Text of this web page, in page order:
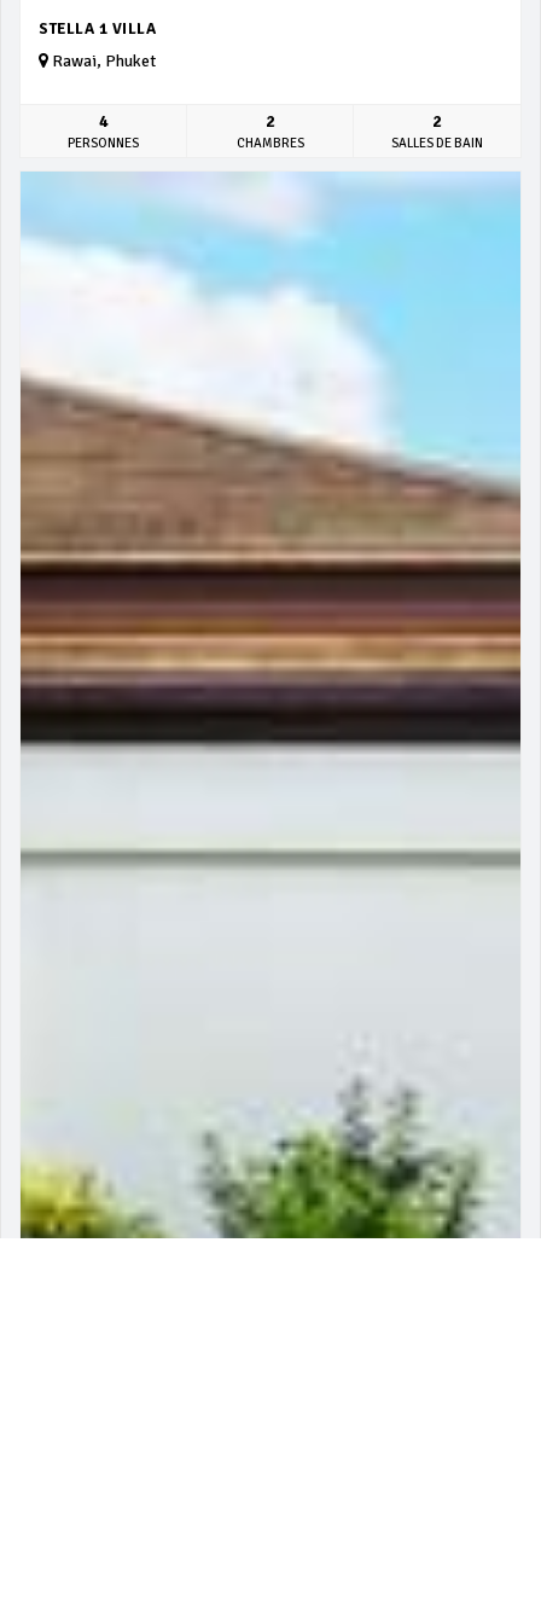
STELLA 1 VILLA
Rawai, Phuket
4
PERSONNES
2
CHAMBRES
2
SALLES DE BAIN